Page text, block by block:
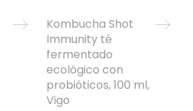
Kombucha Shot
Immunity té
fermentado
ecológico con
probióticos, 100 ml,
Vigo